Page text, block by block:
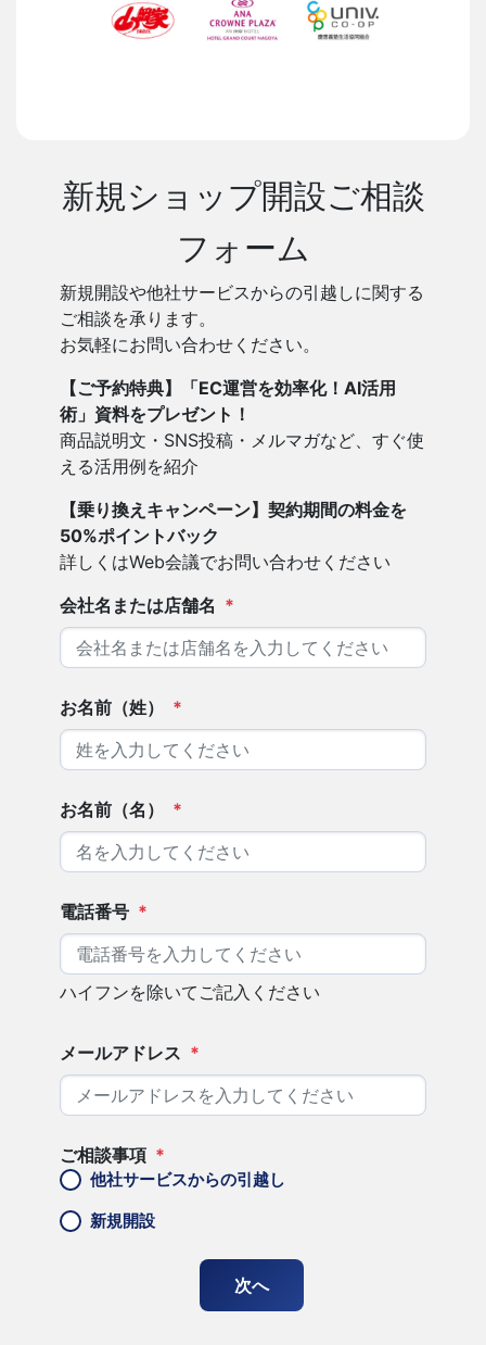
新規ショップ開設ご相談
フォーム
新規開設や他社サービスからの引越しに関する
ご相談を承ります。
お気軽にお問い合わせください。
【ご予約特典】「EC運営を効率化！AI活用
術」資料をプレゼント！
商品説明文・SNS投稿・メルマガなど、すぐ使
える活用例を紹介
【乗り換えキャンペーン】契約期間の料金を
50%ポイントバック
詳しくはWeb会議でお問い合わせください
会社名または店舗名 *
お名前（姓） *
お名前（名） *
電話番号 *
ハイフンを除いてご記入ください
メールアドレス *
ご相談事項 *
他社サービスからの引越し
新規開設